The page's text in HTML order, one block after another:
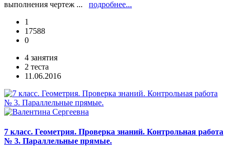
выполнения чертеж ... подробнее...
1
17588
0
4 занятия
2 теста
11.06.2016
7 класс. Геометрия. Проверка знаний. Контрольная работа
№ 3. Параллельные прямые.